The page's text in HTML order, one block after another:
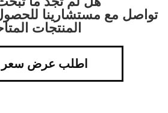
تواصل مع مستشارينا
المنتجات
اطلب عرض سعر